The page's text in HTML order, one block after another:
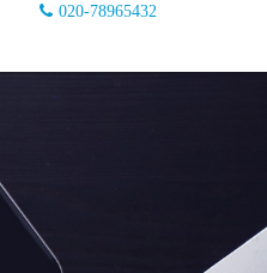
020-78965432